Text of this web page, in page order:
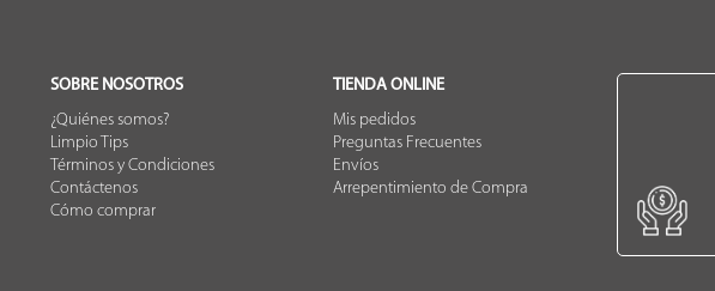
SOBRE NOSOTROS
¿Quiénes somos?
Limpio Tips
Términos y Condiciones
Contáctenos
Cómo comprar
TIENDA ONLINE
Mis pedidos
Preguntas Frecuentes
Envíos
Arrepentimiento de Compra